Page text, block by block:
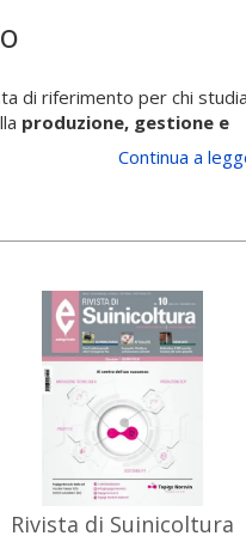
di riferimento per chi
produzione, gestione e
finali.
per docenti e
tesi, laboratori e
benessere animale e
Continua a
Rivista di Suinicoltura